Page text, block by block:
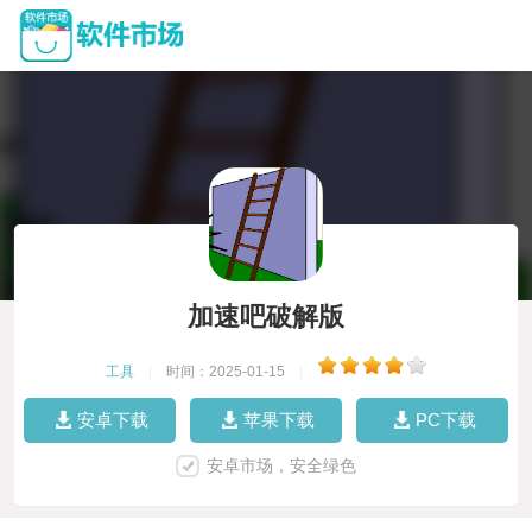
加速吧破解版
工具 时间：2025-01-15
安卓下载 苹果下载 PC下载
安卓市场，安全绿色